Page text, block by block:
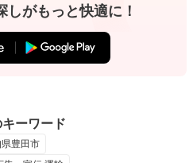
しがもっと快適に！
ーワード
豊田市